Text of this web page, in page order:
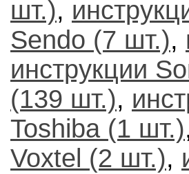
шт.),
Sendo (7 шт.),
инструкции
(139 шт.),
Toshiba (1 шт.)
Voxtel (2 шт.),